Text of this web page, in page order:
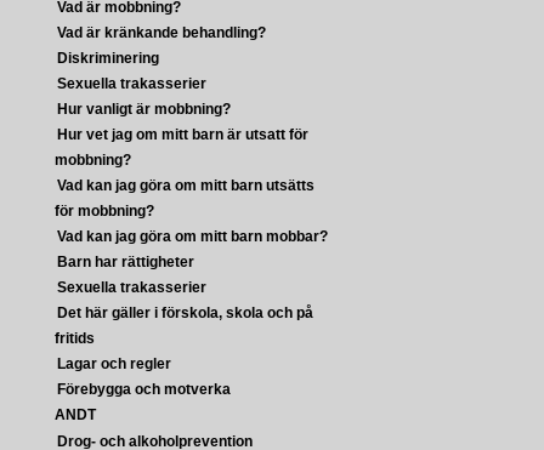
Vad är mobbning?
Vad är kränkande behandling?
Diskriminering
Sexuella trakasserier
Hur vanligt är mobbning?
Hur vet jag om mitt barn är utsatt för
mobbning?
Vad kan jag göra om mitt barn utsätts
för mobbning?
Vad kan jag göra om mitt barn mobbar?
Barn har rättigheter
Sexuella trakasserier
Det här gäller i förskola, skola och på
fritids
Lagar och regler
Förebygga och motverka
ANDT
Drog- och alkoholprevention